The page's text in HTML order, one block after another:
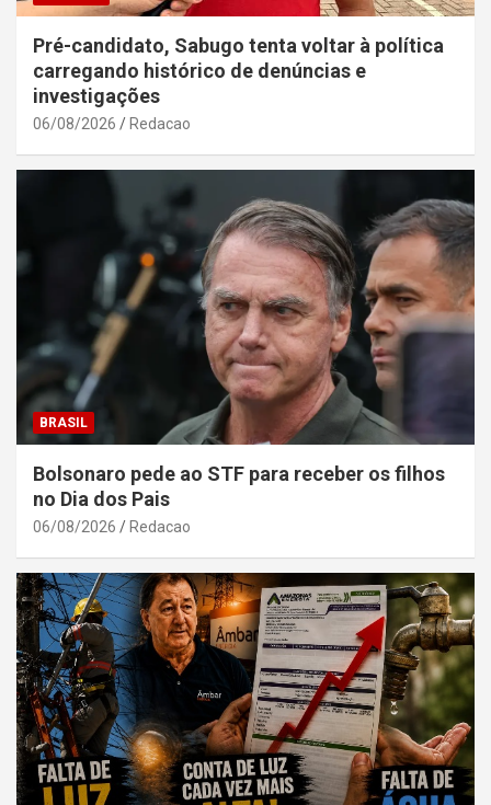
Pré-candidato, Sabugo tenta voltar à política
carregando histórico de denúncias e
investigações
06/08/2026 Redacao
BRASIL
Bolsonaro pede ao STF para receber os filhos
no Dia dos Pais
06/08/2026 Redacao